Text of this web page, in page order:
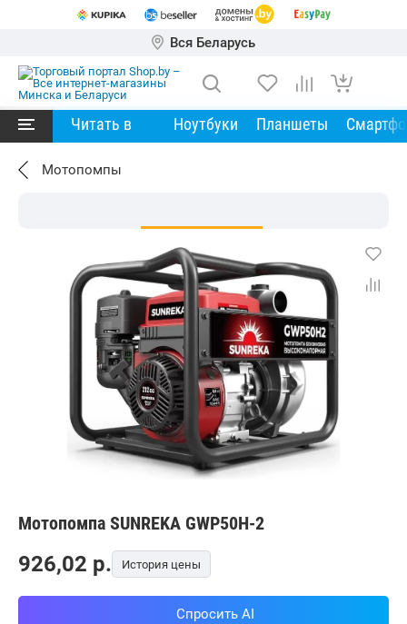
Вся Беларусь
Читать в Ноутбуки Планшеты
Мотопомпы
Мотопомпа SUNREKA GWP50H-2
926,02 p. История цены
Спросить AI